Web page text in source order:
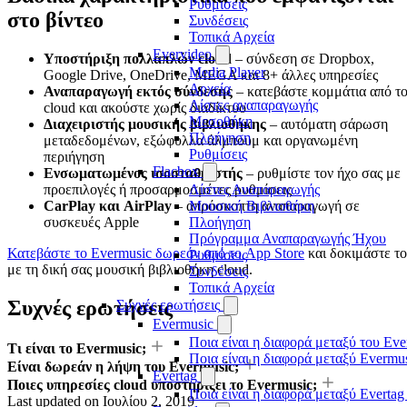
Ρυθμίσεις
Συνδέσεις
Τοπικά Αρχεία
Evervideo
Media Player
Αρχεία
Λίστες αναπαραγωγής
Μεσοθήκη
Πλοήγηση
Ρυθμίσεις
Flacbox
Λίστες Αναπαραγωγής
Μουσική Βιβλιοθήκη
Πλοήγηση
Πρόγραμμα Αναπαραγωγής Ήχου
Ρυθμίσεις
Συνδέσεις
Τοπικά Αρχεία
Συχνές ερωτήσεις
Evermusic
Ποια είναι η διαφορά μεταξύ του
Ποια είναι η διαφορά μεταξύ
Evertag
Ποια είναι η διαφορά μεταξύ
στο βίντεο
Υποστήριξη πολλαπλών cloud – σύνδεση σε Dropbox,
Google Drive, OneDrive, MEGA και 8+ άλλες υπηρεσίες
Αναπαραγωγή εκτός σύνδεσης – κατεβάστε κομμάτια από το
cloud και ακούστε χωρίς διαδίκτυο
Διαχειριστής μουσικής βιβλιοθήκης – αυτόματη σάρωση
μεταδεδομένων, εξώφυλλα άλμπουμ και οργανωμένη
περιήγηση
Ενσωματωμένος ισοσταθμιστής – ρυθμίστε τον ήχο σας με
προεπιλογές ή προσαρμοσμένες ρυθμίσεις
CarPlay και AirPlay– απρόσκοπτη αναπαραγωγή σε
συσκευές Apple
Κατεβάστε το Evermusic δωρεάν από το App Store και δοκιμάστε το
με τη δική σας μουσική βιβλιοθήκη cloud.
Συχνές ερωτήσεις
Τι είναι το Evermusic;
Είναι δωρεάν η λήψη του Evermusic;
Ποιες υπηρεσίες cloud υποστηρίζει το Evermusic;
Last updated on Ιουλίου 2, 2019